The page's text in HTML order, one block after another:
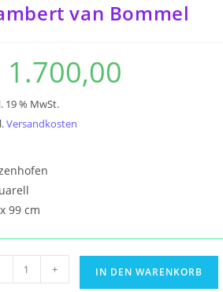
van Bommel
1.700,00
19 % MwSt.
Versandkosten
99 cm
+ IN DEN WARENKORB